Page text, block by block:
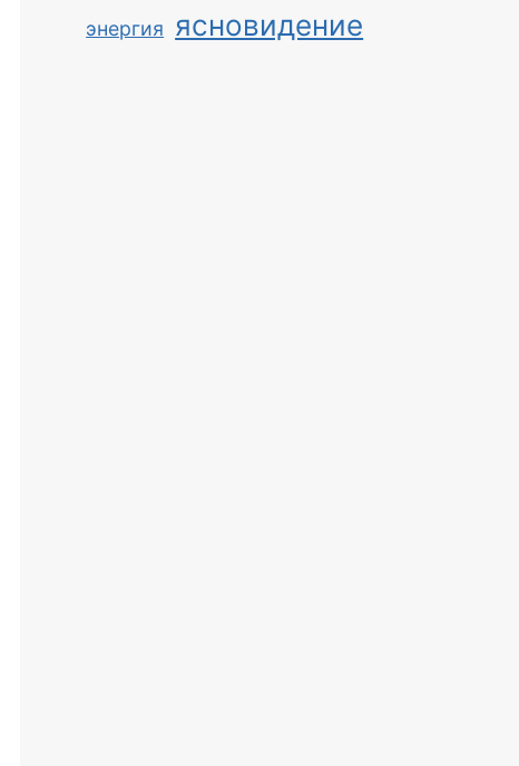
энергия ясновидение